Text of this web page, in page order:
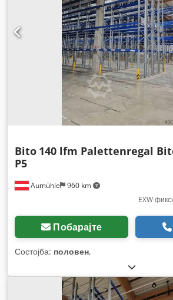
Aumühle 960 km
Bito 140 lfm Palettenregal
P5
EXW
Побарајте
Состојба: половен,